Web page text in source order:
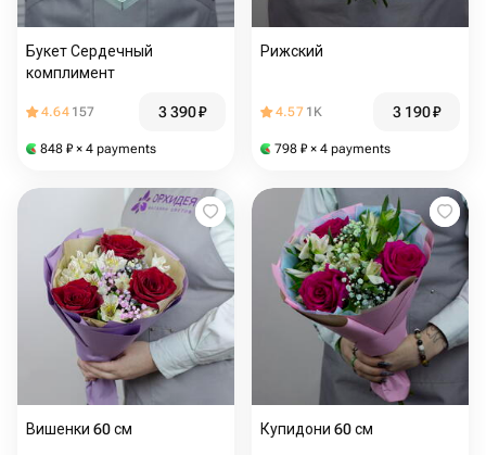
Букет Сердечный
комплимент
4.64 157 3 390₽
848 ₽ × 4 payments
Рижский
4.57 1K 3 190₽
798 ₽ × 4 payments
Вишенки 60 см Купидони 60 см